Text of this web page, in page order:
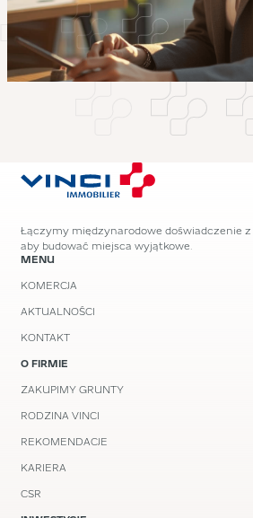
Łączymy międzynarodowe doświadczenie
aby budować miejsca wyjątkowe.
MENU
KOMERCJA
AKTUALNOŚCI
KONTAKT
O FIRMIE
ZAKUPIMY GRUNTY
RODZINA VINCI
REKOMENDACJE
KARIERA
CSR